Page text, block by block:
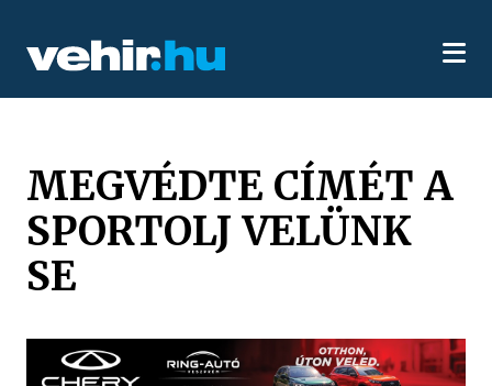
MEGVÉDTE CÍMÉT A
SPORTOLJ VELÜNK
SE